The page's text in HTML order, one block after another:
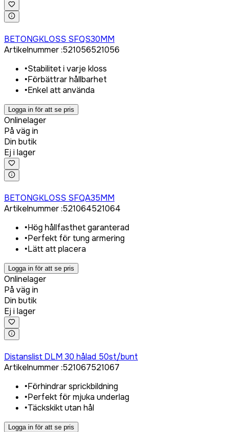
BETONGKLOSS SFQS30MM
Artikelnummer:521056521056
•Stabilitet i varje kloss
•Förbättrar hållbarhet
•Enkel att använda
Logga in för att se pris
Onlinelager
På väg in
Din butik
Ej i lager
BETONGKLOSS SFQA35MM
Artikelnummer:521064521064
•Hög hållfasthet garanterad
•Perfekt för tung armering
•Lätt att placera
Logga in för att se pris
Onlinelager
På väg in
Din butik
Ej i lager
Distanslist DLM 30 hålad 50st/bunt
Artikelnummer:521067521067
•Förhindrar sprickbildning
•Perfekt för mjuka underlag
•Täckskikt utan hål
Logga in för att se pris